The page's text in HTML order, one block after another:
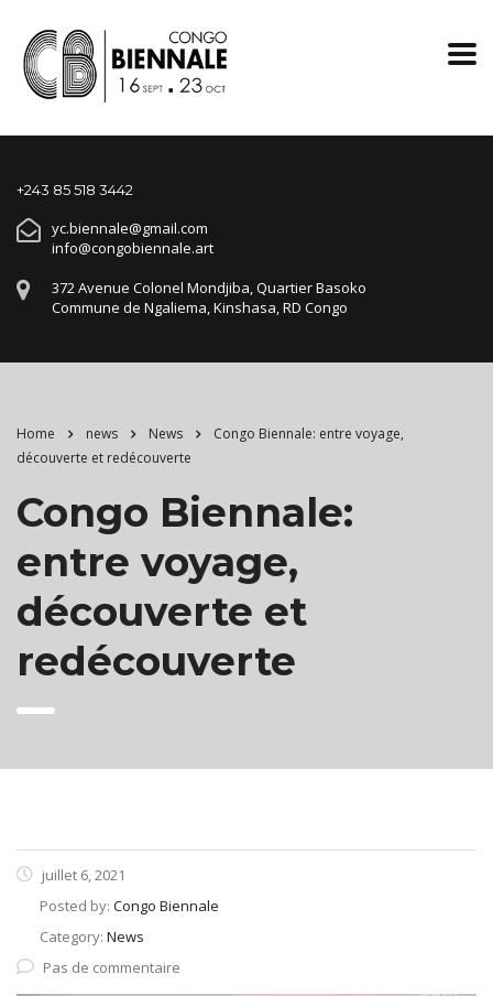
+243 85 518 3442
yc.biennale@gmail.com
info@congobiennale.art
372 Avenue Colonel Mondjiba, Quartier Basoko
Commune de Ngaliema, Kinshasa, RD Congo
Home news News
Congo Biennale: entre voyage,
découverte et redécouverte
Congo Biennale:
entre voyage,
découverte et
redécouverte
juillet 6, 2021
Posted by: Congo Biennale
Category: News
Pas de commentaire